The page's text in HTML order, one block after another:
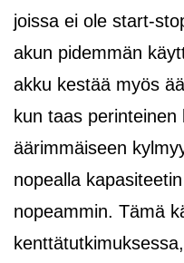
joissa ei ole start-
akun pidemmän
akku kestää myös
kun taas
äärimmäiseen
nopealla
nopeammin. Tämä